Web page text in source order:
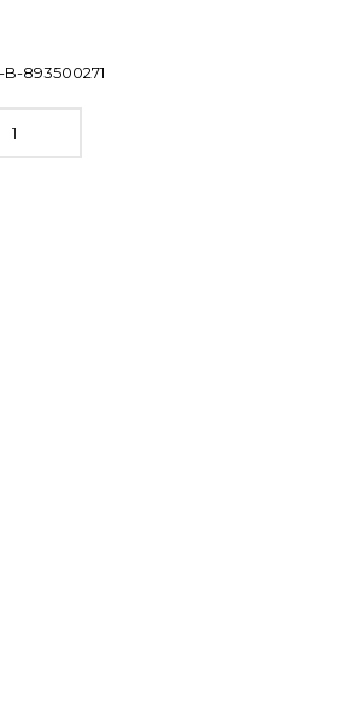
B-893500271